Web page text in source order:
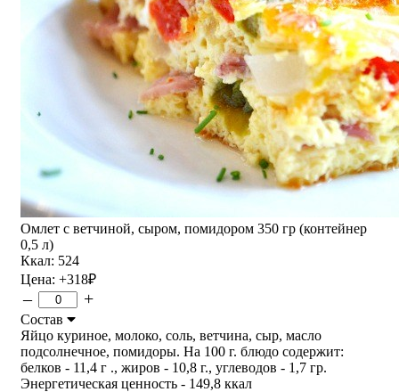
Омлет с ветчиной, сыром, помидором 350 гр (контейнер
0,5 л)
Ккал: 524
Цена: +318₽
– +
Состав
Яйцо куриное, молоко, соль, ветчина, сыр, масло
подсолнечное, помидоры. На 100 г. блюдо содержит:
белков - 11,4 г ., жиров - 10,8 г., углеводов - 1,7 гр.
Энергетическая ценность - 149,8 ккал